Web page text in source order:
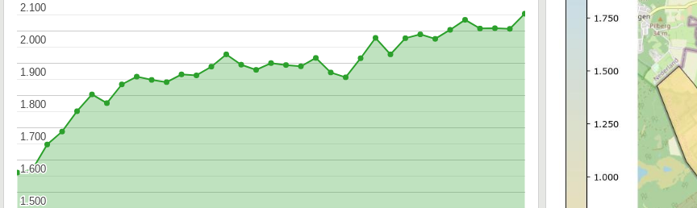
1.500
1.500
1.600
1.600
1.700
1.700
1.800
1.800
1.900
1.900
2.000
2.000
2.100
2.100